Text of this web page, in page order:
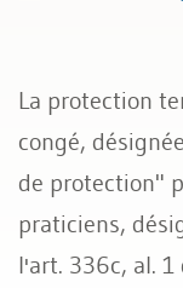
La protection
congé,
de protection"
praticiens,
l'art. 336c, al. 1